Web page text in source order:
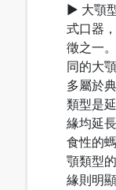
▶ 大顎
式口器
徵之一
同的大
多屬於
類型是
緣均延
食性的
顎類型
緣則明顯